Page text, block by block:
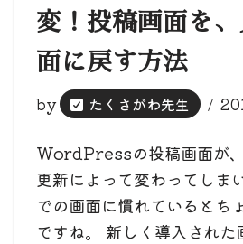
変！投稿画面を
面に戻す方法
by たくさがわ先生
WordPressの投稿画面が
更新によって変わってしま
での画面に慣れているとち
ですね。 新しく導入された